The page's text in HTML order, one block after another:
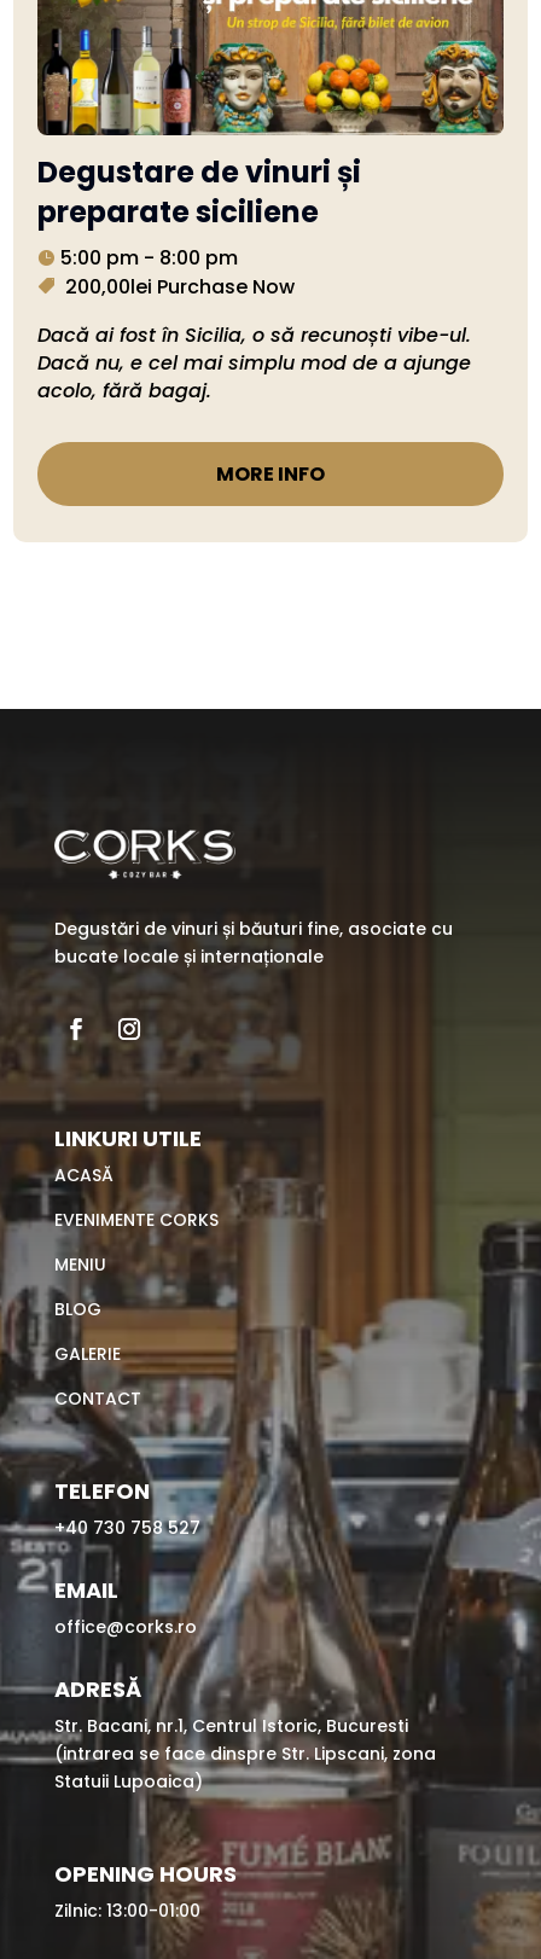
Degustare de vinuri și
preparate siciliene
5:00 pm - 8:00 pm
200,00lei Purchase Now
Dacă ai fost în Sicilia, o să recunoști vibe-ul.
Dacă nu, e cel mai simplu mod de a ajunge
acolo, fără bagaj.
MORE INFO
Degustări de vinuri și băuturi fine, asociate cu
bucate locale și internaționale
LINKURI UTILE
ACASĂ
EVENIMENTE CORKS
MENIU
BLOG
GALERIE
CONTACT
TELEFON
+40 730 758 527
EMAIL
office@corks.ro
ADRESĂ
Str. Bacani, nr.1, Centrul Istoric, Bucuresti
(intrarea se face dinspre Str. Lipscani, zona
Statuii Lupoaica)
OPENING HOURS
Zilnic: 13:00-01:00